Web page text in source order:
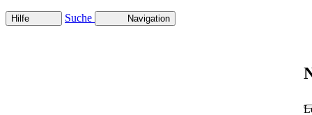
Hilfe Suche Navigation